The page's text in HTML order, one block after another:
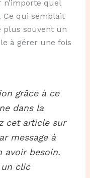
quel
Ce qui semblait
plus souvent un
à gérer une fois
grâce à ce
dans la
cet article sur
message à
avoir besoin.
clic